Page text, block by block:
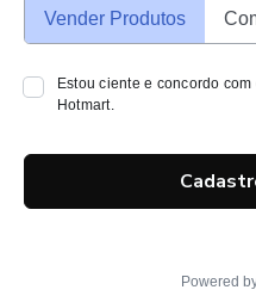
Vender Produtos
Estou ciente e concordo
Hotmart.
Powered